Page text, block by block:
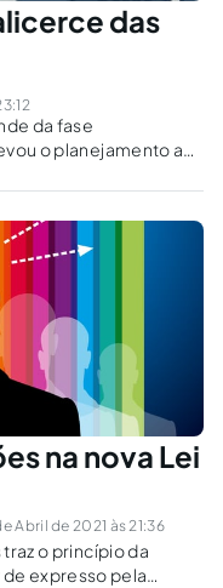
das
da fase
o planejamento a
na nova Lei
Abril de 2021 às 21:36
o princípio da
expresso pela